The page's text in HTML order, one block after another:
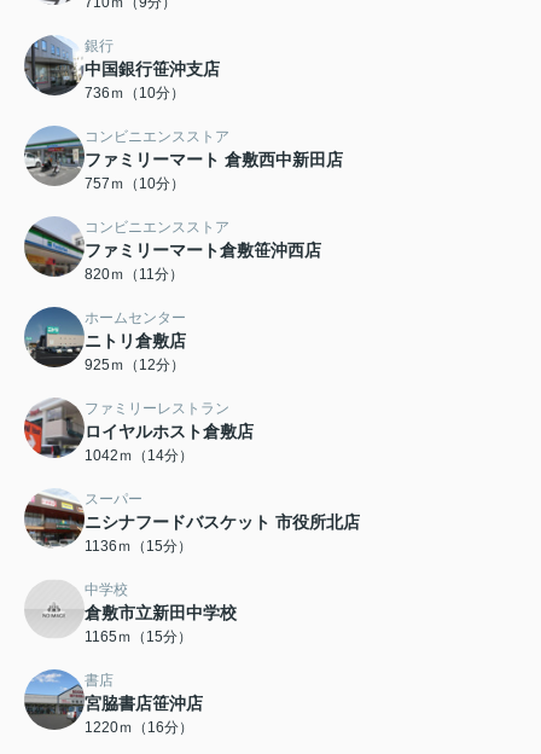
銀行
中国銀行笹沖支店
736ｍ（10分）
コンビニエンスストア
ファミリーマート 倉敷西中新田店
757ｍ（10分）
コンビニエンスストア
ファミリーマート倉敷笹沖西店
820ｍ（11分）
ホームセンター
ニトリ倉敷店
925ｍ（12分）
ファミリーレストラン
ロイヤルホスト倉敷店
1042ｍ（14分）
スーパー
ニシナフードバスケット 市役所北店
1136ｍ（15分）
中学校
倉敷市立新田中学校
1165ｍ（15分）
書店
宮脇書店笹沖店
1220ｍ（16分）